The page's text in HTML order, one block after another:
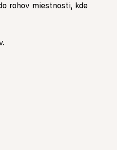
rohov miestnosti, kde